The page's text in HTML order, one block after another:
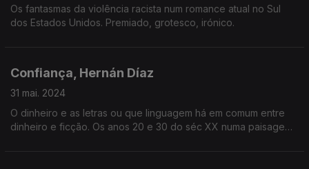
Os fantasmas da violência racista num romance atual no Sul
dos Estados Unidos. Premiado, grotesco, irónico.
Confiança, Hernán Díaz
31 mai. 2024
O dinheiro e as letras ou que linguagem há em comum entre
dinheiro e ficção. Os anos 20 e 30 do séc XX numa paisagem